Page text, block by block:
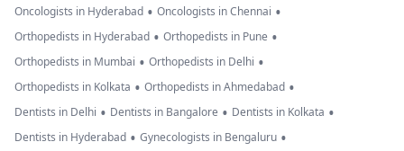
Oncologists in Hyderabad • Oncologists in Chennai •
Orthopedists in Hyderabad • Orthopedists in Pune •
Orthopedists in Mumbai • Orthopedists in Delhi •
Orthopedists in Kolkata • Orthopedists in Ahmedabad •
Dentists in Delhi • Dentists in Bangalore • Dentists in Kolkata •
Dentists in Hyderabad • Gynecologists in Bengaluru •